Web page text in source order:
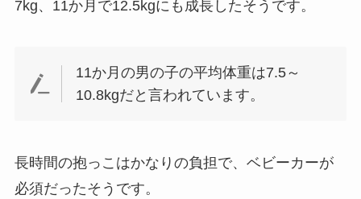
7kg、11か月で12.5kgにも成長したそうです。
11か月の男の子の平均体重は7.5～
10.8kgだと言われています。
長時間の抱っこはかなりの負担で、ベビーカーが
必須だったそうです。